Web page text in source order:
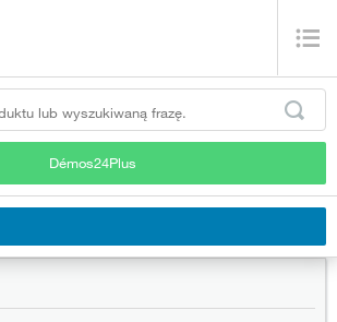
Démos24Plus